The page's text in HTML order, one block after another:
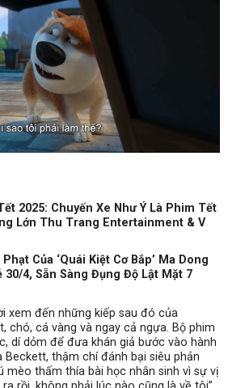
2025: Chuyến Xe Như Ý Là Phim Tết
Lớn Thu Trang Entertainment & V
Của ‘Quái Kiệt Cơ Bắp’ Ma Dong
30/4, Sẵn Sàng Đụng Độ Lật Mặt 7
xem đến những kiếp sau đó của
chó, cá vàng và ngay cả ngựa. Bộ phim
dí dỏm để đưa khán giả bước vào hành
thậm chí đánh bại siêu phản
mèo thấm thía bài học nhân sinh vì sự vị